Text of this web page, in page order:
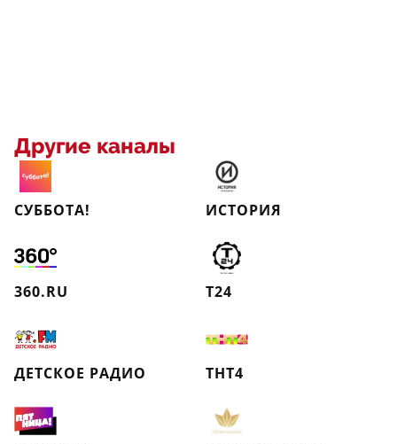
Другие каналы
СУББОТА! ИСТОРИЯ
360.RU Т24
ДЕТСКОЕ РАДИО ТНТ4